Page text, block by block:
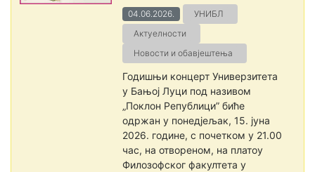
04.06.2026.
УНИБЛ
Актуелности
Новости и обавјештења
Годишњи концерт Универзитета
у Бањој Луци под називом
„Поклон Републици” биће
одржан у понедјељак, 15. јуна
2026. године, с почетком у 21.00
час, на отвореном, на платоу
Филозофског факултета у